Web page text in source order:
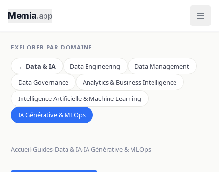
Memia.app
EXPLORER PAR DOMAINE
← Data & IA Data Engineering
Data Management
Data Governance
Analytics & Business Intelligence
Intelligence Artificielle & Machine Learning
IA Générative & MLOps
Accueil ›Guides Data & IA ›IA Générative & MLOps